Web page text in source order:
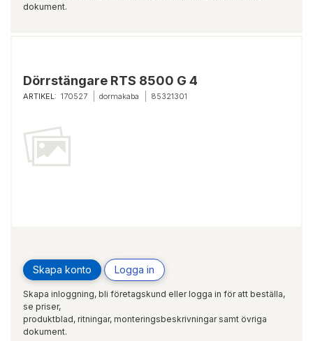
dokument.
Dörrstängare RTS 8500 G 4
ARTIKEL: 170527 dormakaba 85321301
Skapa konto Logga in
Skapa inloggning, bli företagskund eller logga in för att beställa,
se priser,
produktblad, ritningar, monteringsbeskrivningar samt övriga
dokument.